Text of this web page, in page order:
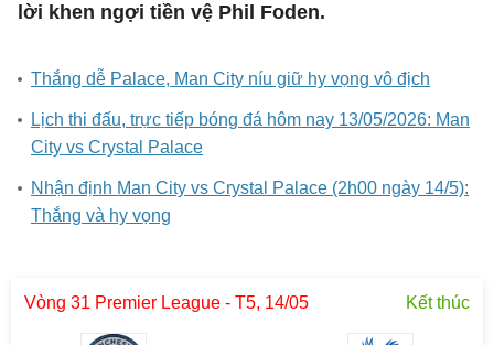
lời khen ngợi tiền vệ Phil Foden.
Thắng dễ Palace, Man City níu giữ hy vọng vô địch
Lịch thi đấu, trực tiếp bóng đá hôm nay 13/05/2026: Man
City vs Crystal Palace
Nhận định Man City vs Crystal Palace (2h00 ngày 14/5):
Thắng và hy vọng